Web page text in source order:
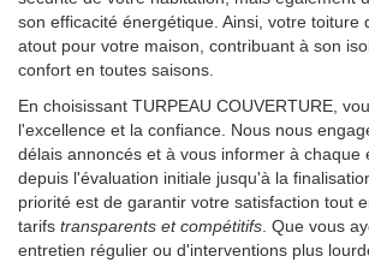
son efficacité énergétique. Ainsi, votre toiture
atout pour votre maison, contribuant à son
confort en toutes saisons.
En choisissant TURPEAU COUVERTURE,
l'excellence et la confiance. Nous nous
délais annoncés et à vous informer à chaque
depuis l'évaluation initiale jusqu'à la
priorité est de garantir votre satisfaction tout
tarifs transparents et compétitifs . Que vous
entretien régulier ou d'interventions plus